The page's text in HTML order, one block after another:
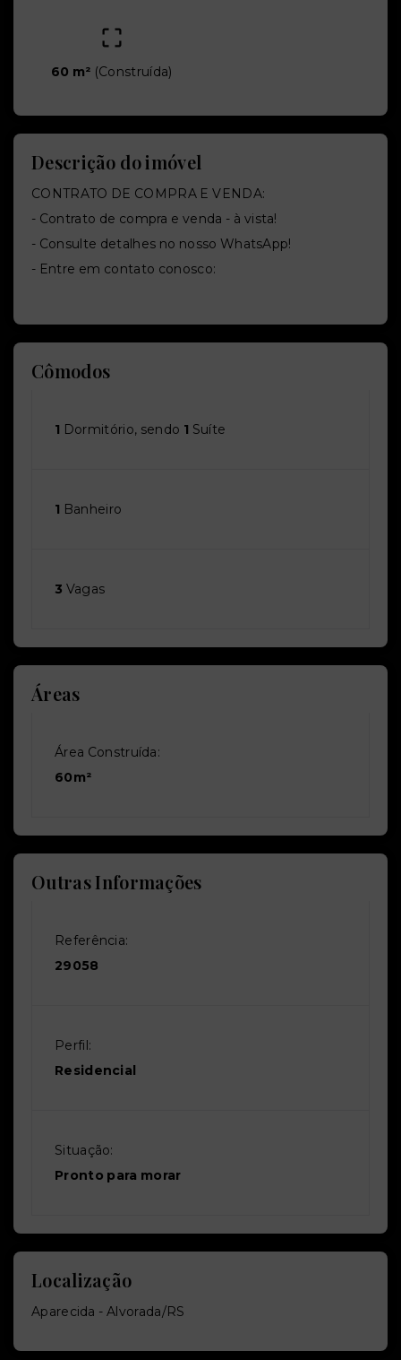
60 m² (Construída)
Descrição do imóvel
CONTRATO DE COMPRA E VENDA:
- Contrato de compra e venda - à vista!
- Consulte detalhes no nosso WhatsApp!
- Entre em contato conosco:
Cômodos
1 Dormitório, sendo 1 Suíte
1 Banheiro
3 Vagas
Áreas
Área Construída:
60m²
Outras Informações
Referência:
29058
Perfil:
Residencial
Situação:
Pronto para morar
Localização
Aparecida - Alvorada/RS